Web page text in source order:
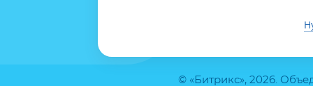
© «Битрикс», 2026.